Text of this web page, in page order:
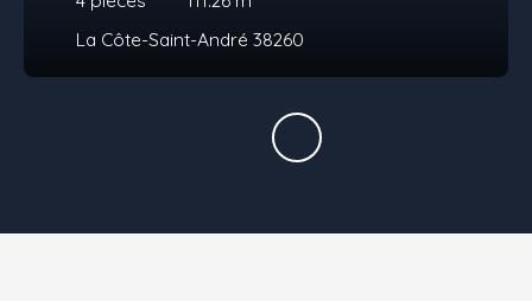
La Côte-Saint-André 38260